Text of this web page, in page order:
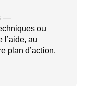
—
ou
au
plan d’action.